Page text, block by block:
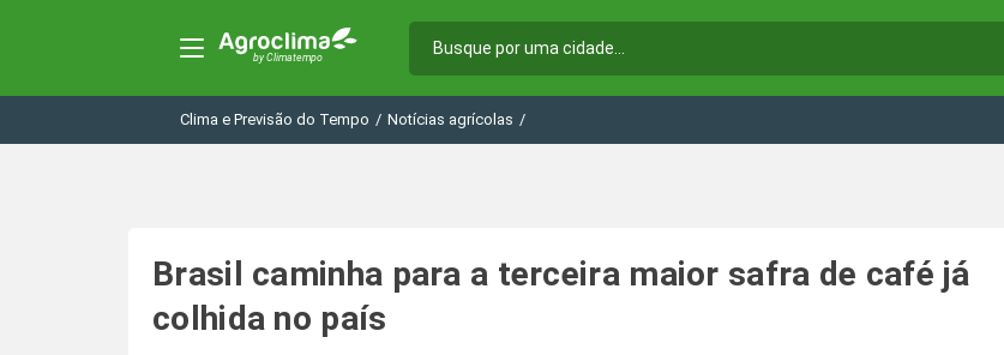
Clima e Previsão do Tempo / Notícias agrícolas /
Brasil caminha para a terceira maior safra de café já
colhida no país